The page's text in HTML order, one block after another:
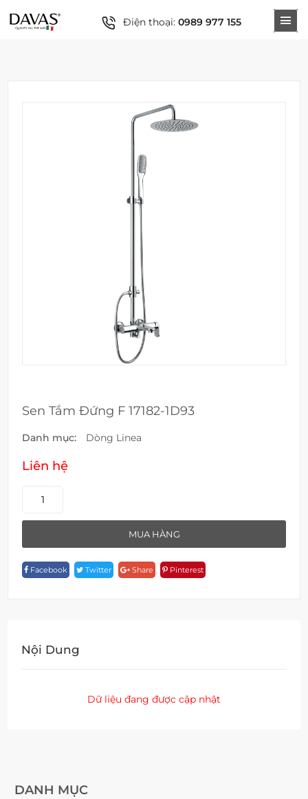
Điện thoại: 0989 977 155
DANH MỤC
Sen Tắm Đứng F 17182-1D93
Danh mục: Dòng Linea
Liên hệ
17182-
1D93
MUA HÀNG
Facebook Twitter Share Pinterest
Nội Dung
Dữ liệu đang được cập nhật